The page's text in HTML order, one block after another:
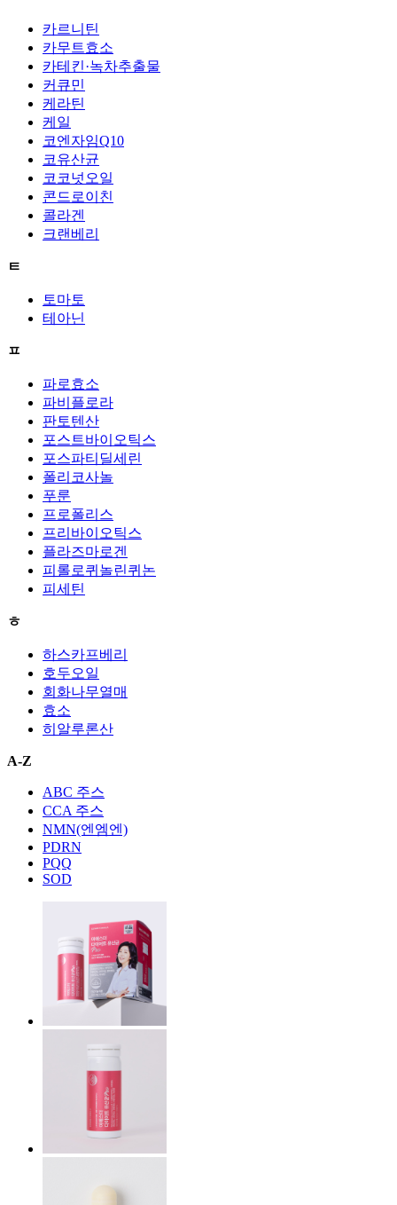
카르니틴
카무트효소
카테킨·녹차추출물
커큐민
케라틴
케일
코엔자임Q10
코유산균
코코넛오일
콘드로이친
콜라겐
크랜베리
ㅌ
토마토
테아닌
ㅍ
파로효소
파비플로라
판토텐산
포스트바이오틱스
포스파티딜세린
폴리코사놀
푸룬
프로폴리스
프리바이오틱스
플라즈마로겐
피롤로퀴놀린퀴논
피세틴
ㅎ
하스카프베리
호두오일
회화나무열매
효소
히알루론산
A-Z
ABC 주스
CCA 주스
NMN(엔엠엔)
PDRN
PQQ
SOD